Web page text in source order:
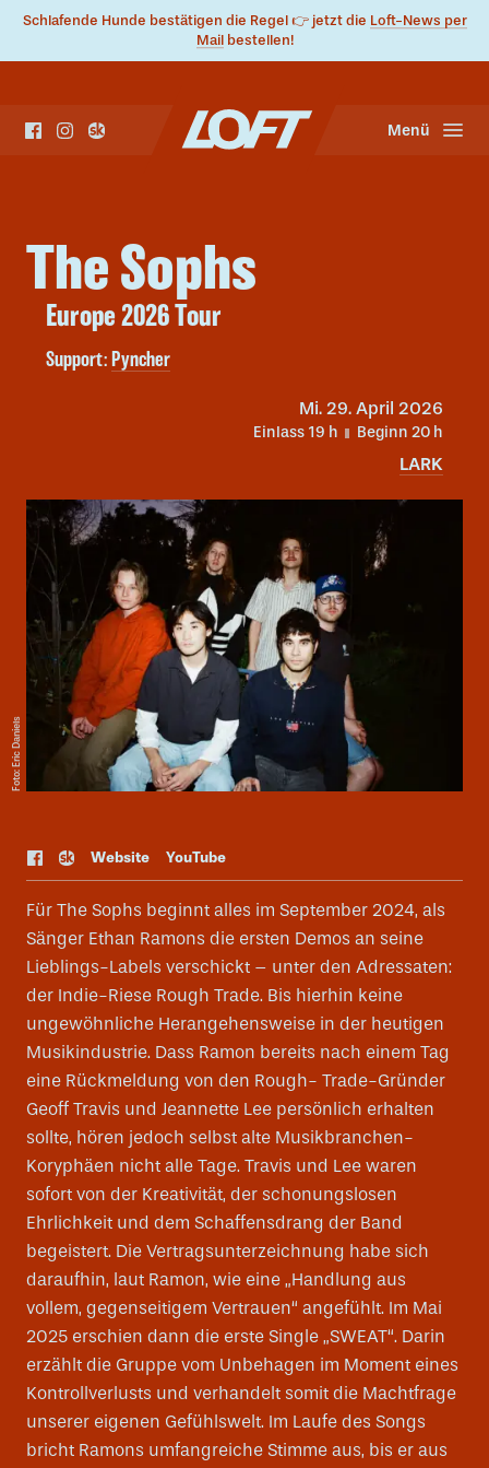
Schlafende Hunde bestätigen die Regel 👉 jetzt die Loft-News per
Mailbestellen!
Menü
The Sophs
Europe 2026 Tour
Support: Pyncher
Mi. 29. April 2026
Einlass 19 h Beginn 20 h
LARK
Foto: Eric Daniels
Website YouTube
Für The Sophs beginnt alles im September 2024, als
Sänger Ethan Ramons die ersten Demos an seine
Lieblings-Labels verschickt – unter den Adressaten:
der Indie-Riese Rough Trade. Bis hierhin keine
ungewöhnliche Herangehensweise in der heutigen
Musikindustrie. Dass Ramon bereits nach einem Tag
eine Rückmeldung von den Rough- Trade-Gründer
Geoff Travis und Jeannette Lee persönlich erhalten
sollte, hören jedoch selbst alte Musikbranchen-
Koryphäen nicht alle Tage. Travis und Lee waren
sofort von der Kreativität, der schonungslosen
Ehrlichkeit und dem Schaffensdrang der Band
begeistert. Die Vertragsunterzeichnung habe sich
daraufhin, laut Ramon, wie eine „Handlung aus
vollem, gegenseitigem Vertrauen“ angefühlt. Im Mai
2025 erschien dann die erste Single „SWEAT“. Darin
erzählt die Gruppe vom Unbehagen im Moment eines
Kontrollverlusts und verhandelt somit die Machtfrage
unserer eigenen Gefühlswelt. Im Laufe des Songs
bricht Ramons umfangreiche Stimme aus, bis er aus